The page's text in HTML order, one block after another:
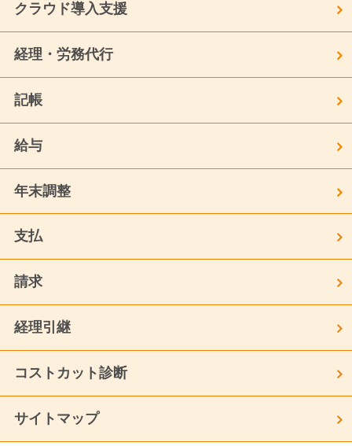
クラウド導入支援
経理・労務代行
記帳
給与
年末調整
支払
請求
経理引継
コストカット診断
サイトマップ